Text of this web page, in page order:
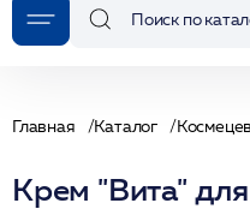
Главная Каталог
Крем "Вита"